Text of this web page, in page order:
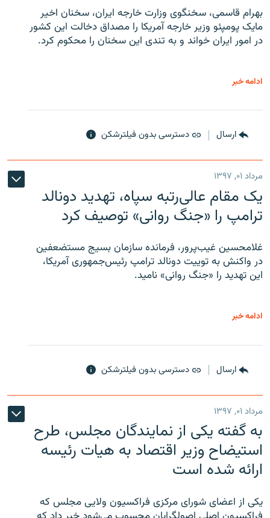
بهرام قاسمی، سخنگوی وزارت خارجه ایران، سخنان اخیر
مایک پومپئو وزیر خارجه آمریکا را مصداق دخالت این کشور
در امور ایران خواند و به تندی این سخنان را محکوم کرد.
ادامه خبر
ارسال دسترسی بدون فیلترشکن
مرداد ۰۱, ۱۳۹۷
یک مقام عالی‌رتبه سپاه، تهدید دونالد
ترامپ را «جنگ روانی» توصیف کرد
غلامحسین غیب‌پرور، فرمانده سازمان بسیج مستضعفین
در واکنش به توییت دونالد ترامپ رئیس‌جمهوری آمریکا،
این تهدید را «جنگ روانی» نامید.
ادامه خبر
ارسال دسترسی بدون فیلترشکن
مرداد ۰۱, ۱۳۹۷
به گفته یکی از نمایندگان مجلس، طرح
استیضاح وزیر اقتصاد به هیات رئیسه
ارائه شده است
یکی از اعضای شورای مرکزی فراکسیون ولایی مجلس که